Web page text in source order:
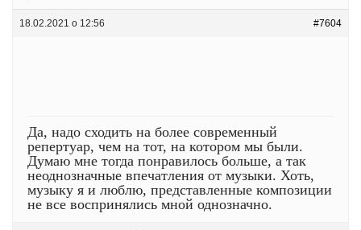
18.02.2021 о 12:56 #7604
Да, надо сходить на более современный
репертуар, чем на тот, на котором мы были.
Думаю мне тогда понравилось больше, а так
неоднозначные впечатления от музыки. Хоть,
музыку я и люблю, представленные композиции
не все воспринялись мной однозначно.